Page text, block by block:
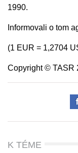
1990.
Informovali o tom
(1 EUR = 1,2704
Copyright © TASR
K TÉME